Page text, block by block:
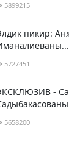
5899215
пикир:
5727451
-
5658200